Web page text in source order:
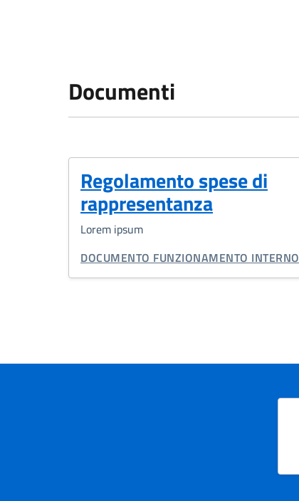
Documenti
Regolamento spese di
rappresentanza
Lorem ipsum
TIPO DI DOCUMENTO:
DOCUMENTO FUNZIONAMENTO INTERNO